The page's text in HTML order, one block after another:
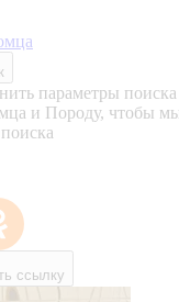
параметры поиска
и Породу, чтобы
ссылку